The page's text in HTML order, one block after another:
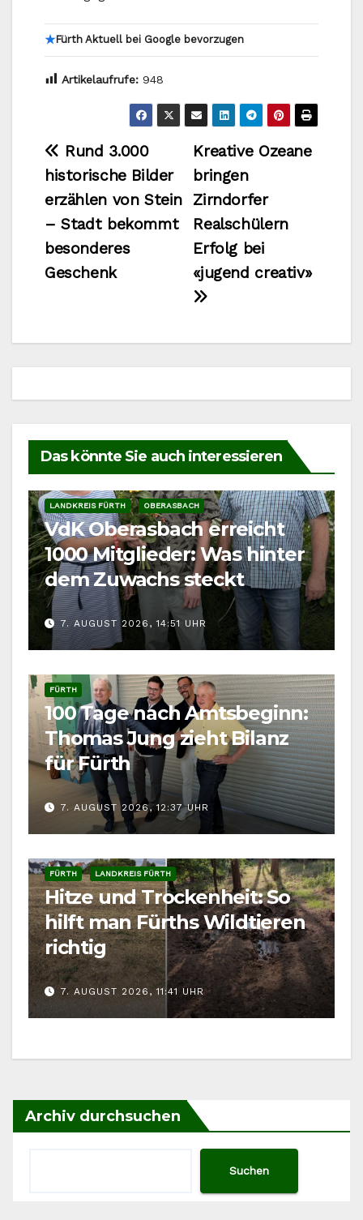
★Fürth Aktuell bei Google bevorzugen
Artikelaufrufe: 948
Beitragsnavigation
Kreative Ozeane
bringen
Zirndorfer
Realschülern
Erfolg bei
«jugend creativ»
Rund 3.000
historische Bilder
erzählen von Stein
– Stadt bekommt
besonderes
Geschenk
Das könnte Sie auch interessieren
LANDKREIS FÜRTH OBERASBACH
VdK Oberasbach erreicht
1000 Mitglieder: Was hinter
dem Zuwachs steckt
7. AUGUST 2026, 14:51 UHR
FÜRTH
100 Tage nach Amtsbeginn:
Thomas Jung zieht Bilanz
für Fürth
7. AUGUST 2026, 12:37 UHR
FÜRTH LANDKREIS FÜRTH
Hitze und Trockenheit: So
hilft man Fürths Wildtieren
richtig
7. AUGUST 2026, 11:41 UHR
Archiv durchsuchen
Suchen